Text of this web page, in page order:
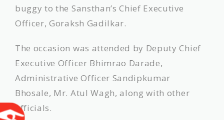
buggy to the Sansthan’s Chief Executive
Officer, Goraksh Gadilkar.
The occasion was attended by Deputy Chief
Executive Officer Bhimrao Darade,
Administrative Officer Sandipkumar
Bhosale, Mr. Atul Wagh, along with other
officials.